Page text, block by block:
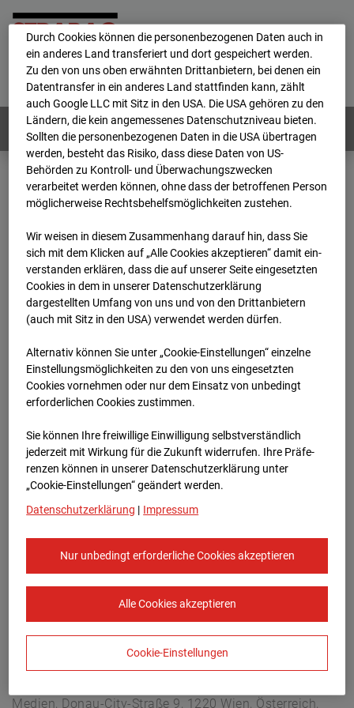
Home E-Mail Impressum
Login
Deutsch / English
Webcams: Alle Länder
Home
Deutschland
BC-176 BV-Ausbau Bonatzbau -Cam5
Archiv
2025
03 04 15:50
BC-176 BV-Ausbau
Bonatzbau -Cam5
Arnulf Klett Platz, 70173 Stuttgart
Zur Übersicht
Europe/Berlin
Medien, Donau-City-Straße 9, 1220 Wien, Österreich,
Durch Cookies können die personenbezogenen Daten auch in
ein anderes Land transferiert und dort gespeichert werden.
Zu den von uns oben erwähnten Drittanbietern, bei denen ein
Datentransfer in ein anderes Land stattfinden kann, zählt
auch Google LLC mit Sitz in den USA. Die USA gehören zu den
Ländern, die kein angemessenes Datenschutzniveau bieten.
Sollten die personenbezogenen Daten in die USA übertragen
werden, besteht das Risiko, dass diese Daten von US-
Behörden zu Kontroll- und Überwachungszwecken
verarbeitet werden können, ohne dass der betroffenen Person
möglicherweise Rechtsbehelfsmöglichkeiten zustehen.
Wir weisen in diesem Zusammenhang darauf hin, dass Sie
sich mit dem Klicken auf „Alle Cookies akzeptieren“ damit ein­
ver­standen erklären, dass die auf unserer Seite eingesetzten
Cookies in dem in unserer Datenschutzerklärung
dargestellten Umfang von uns und von den Drittanbietern
(auch mit Sitz in den USA) verwendet werden dürfen.
Alternativ können Sie unter „Cookie-Einstellungen“ einzelne
Einstellungsmöglichkeiten zu den von uns eingesetzten
Cookies vornehmen oder nur dem Einsatz von unbedingt
erforderlichen Cookies zustimmen.
Sie können Ihre freiwillige Einwilligung selbstverständlich
jederzeit mit Wirkung für die Zukunft widerrufen. Ihre Prä­fe­
renzen können in unserer Datenschutzerklärung unter
„Cookie-Einstellungen“ geändert werden.
Datenschutzerklärung | Impressum
Nur unbedingt erforderliche Cookies akzeptieren
Alle Cookies akzeptieren
Cookie-Einstellungen